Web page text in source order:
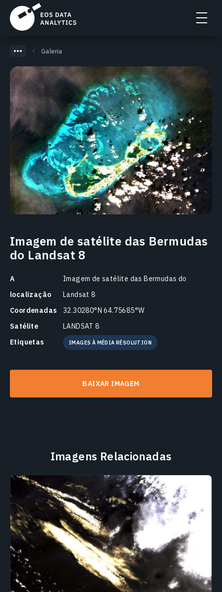
Galeria
Imagem de satélite das Bermudas
do Landsat 8
A
localização
Imagem de satélite das Bermudas do
Landsat 8
Coordenadas
32.30280°N 64.75685°W
Satélite
LANDSAT 8
Etiquetas
IMAGES À MÉDIA RÉSOLUTION
BAIXAR IMAGEM
Imagens Relacionadas